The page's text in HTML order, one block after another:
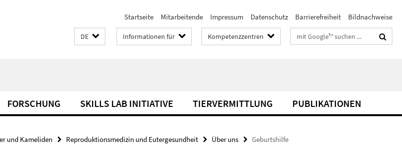
Startseite Mitarbeitende Impressum Datenschutz Barrierefreiheit Bildnachweise
DE Informationen für Kompetenzzentren Suchbegriffe
FORSCHUNG SKILLS LAB INITIATIVE TIERVERMITTLUNG PUBLIKATIONEN
und Kameliden Reproduktionsmedizin und Eutergesundheit Über uns Geburtshilfe